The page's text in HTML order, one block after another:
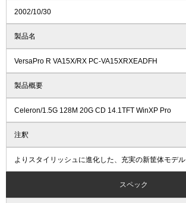
2002/10/30
製品名
VersaPro R VA15X/RX PC-VA15XRXEADFH
製品概要
Celeron/1.5G 128M 20G CD 14.1TFT WinXP Pro
注釈
よりスタイリッシュに進化した、充実の新筐体モデル
スペック